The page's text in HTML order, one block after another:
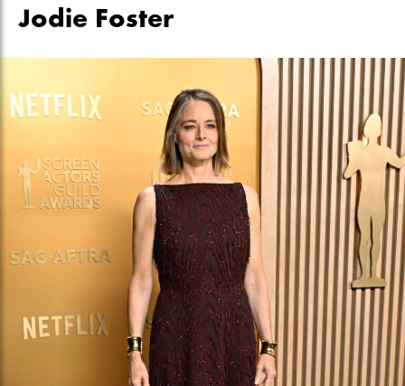
Jodie Foster